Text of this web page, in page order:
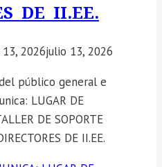
DE II.EE.
2026julio 13, 2026
público general e
LUGAR DE
DE SOPORTE
DE II.EE.